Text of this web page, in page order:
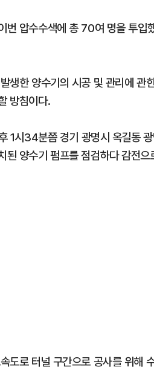
번 압수수색에 총 70여 명을 투입
생한 양수기의 시공 및 관리에 관
방침이다.
1시34분쯤 경기 광명시 옥길동
된 양수기 펌프를 점검하다 감전
도로 터널 구간으로 공사를 위해